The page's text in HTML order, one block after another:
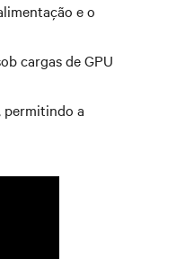
e o
cargas de GPU
permitindo a